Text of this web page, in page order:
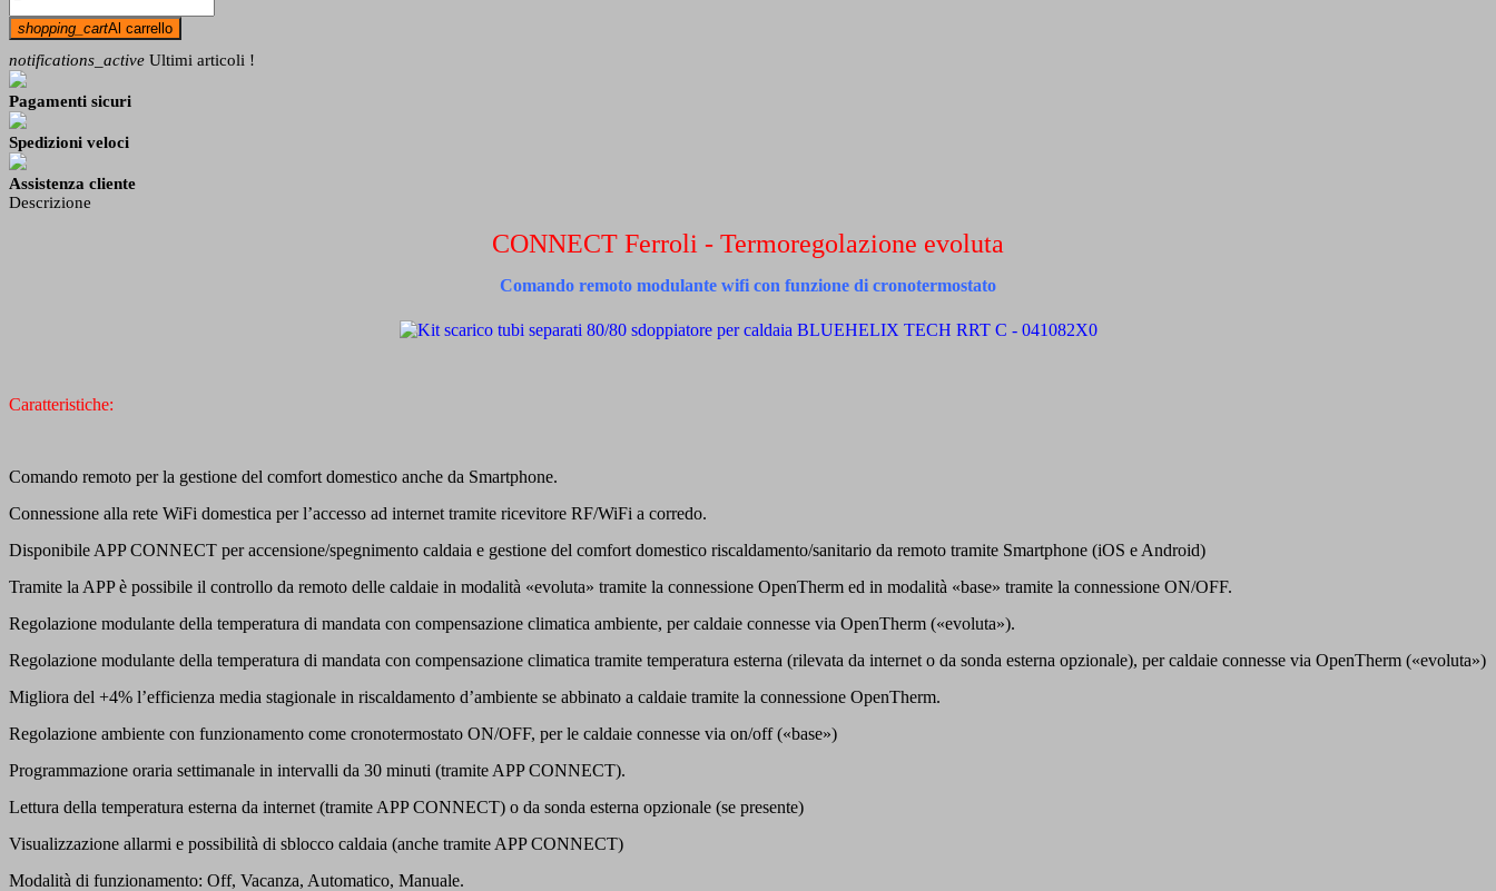
shopping_cartAl carrello
notifications_active Ultimi articoli !
Pagamenti sicuri
Spedizioni veloci
Assistenza cliente
Descrizione
CONNECT Ferroli - Termoregolazione evoluta
Comando remoto modulante wifi con funzione di cronotermostato
Caratteristiche:
Comando remoto per la gestione del comfort domestico anche da Smartphone.
Connessione alla rete WiFi domestica per l’accesso ad internet tramite ricevitore RF/WiFi a corredo.
Disponibile APP CONNECT per accensione/spegnimento caldaia e gestione del comfort domestico riscaldamento/sanitario da remoto tramite Smartphone (iOS e Android)
Tramite la APP è possibile il controllo da remoto delle caldaie in modalità «evoluta» tramite la connessione OpenTherm ed in modalità «base» tramite la connessione ON/OFF.
Regolazione modulante della temperatura di mandata con compensazione climatica ambiente, per caldaie connesse via OpenTherm («evoluta»).
Regolazione modulante della temperatura di mandata con compensazione climatica tramite temperatura esterna (rilevata da internet o da sonda esterna opzionale), per caldaie connesse via OpenTherm («evoluta»)
Migliora del +4% l’efficienza media stagionale in riscaldamento d’ambiente se abbinato a caldaie tramite la connessione OpenTherm.
Regolazione ambiente con funzionamento come cronotermostato ON/OFF, per le caldaie connesse via on/off («base»)
Programmazione oraria settimanale in intervalli da 30 minuti (tramite APP CONNECT).
Lettura della temperatura esterna da internet (tramite APP CONNECT) o da sonda esterna opzionale (se presente)
Visualizzazione allarmi e possibilità di sblocco caldaia (anche tramite APP CONNECT)
Modalità di funzionamento: Off, Vacanza, Automatico, Manuale.